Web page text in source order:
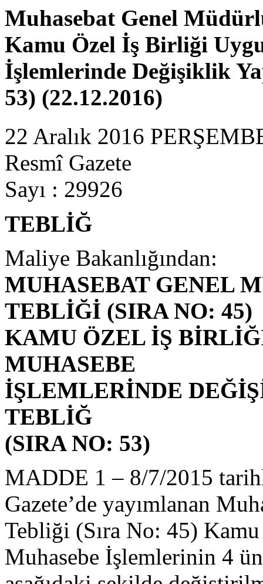
Muhasebat Genel
Kamu Özel İş Birliği
İşlemlerinde Değişiklik
53) (22.12.2016)
22 Aralık 2016
Resmî Gazete
Sayı : 29926
TEBLİĞ
Maliye Bakanlığından:
MUHASEBAT GENEL
TEBLİĞİ (SIRA NO: 45)
KAMU ÖZEL İŞ
MUHASEBE
İŞLEMLERİNDE
TEBLİĞ
(SIRA NO: 53)
MADDE 1 – 8/7/2015
Gazete’de yayımlanan
Tebliği (Sıra No: 45)
Muhasebe İşlemlerinin 4